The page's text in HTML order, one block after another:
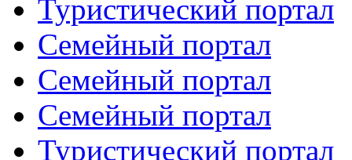
Туристический портал
Семейный портал
Семейный портал
Семейный портал
Туристический портал